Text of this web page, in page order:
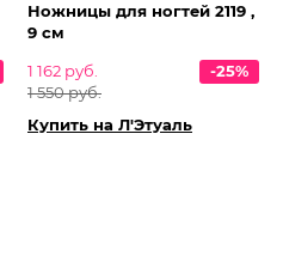
Ножницы для ногтей 2119 ,
9 см
1 162 руб.
1 550 руб.
-25%
Купить на Л'Этуаль